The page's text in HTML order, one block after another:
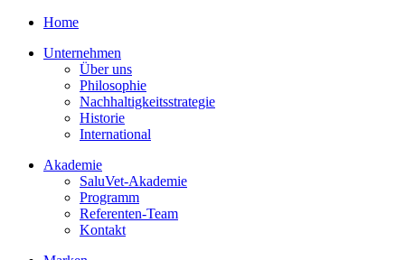
Home
Unternehmen
Über uns
Philosophie
Nachhaltigkeitsstrategie
Historie
International
Akademie
SaluVet-Akademie
Programm
Referenten-Team
Kontakt